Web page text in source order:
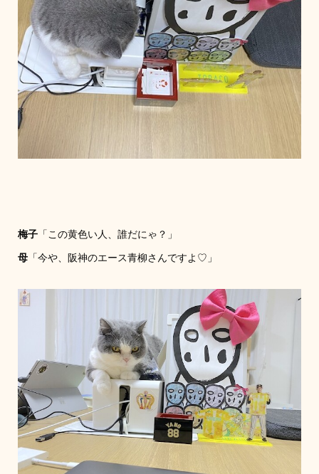
梅子「この黄色い人、誰だにゃ？」
母「今や、阪神のエース青柳さんですよ♡」